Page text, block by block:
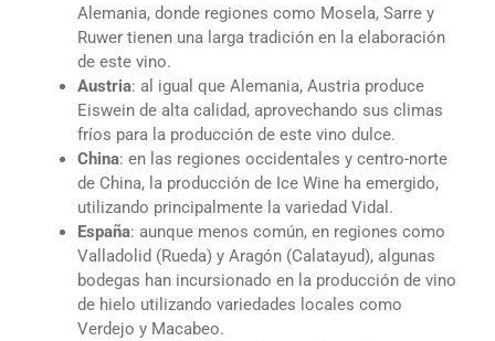
Alemania, donde regiones como Mosela, Sarre y
Ruwer tienen una larga tradición en la elaboración
de este vino.
Austria: al igual que Alemania, Austria produce
Eiswein de alta calidad, aprovechando sus climas
fríos para la producción de este vino dulce.
China: en las regiones occidentales y centro-norte
de China, la producción de Ice Wine ha emergido,
utilizando principalmente la variedad Vidal.
España: aunque menos común, en regiones como
Valladolid (Rueda) y Aragón (Calatayud), algunas
bodegas han incursionado en la producción de vino
de hielo utilizando variedades locales como
Verdejo y Macabeo.